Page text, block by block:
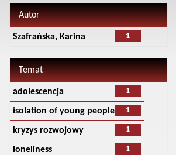
Autor
1
Szafrańska, Karina
Temat
1
adolescencja
1
isolation of young people
1
kryzys rozwojowy
1
loneliness